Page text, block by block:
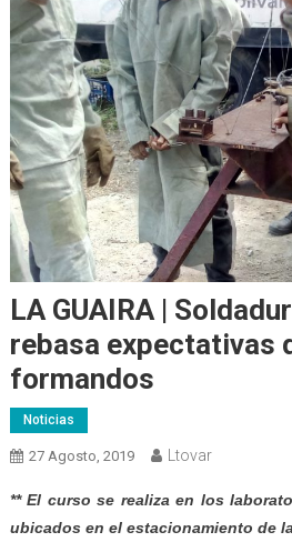
LA GUAIRA |
rebasa expectativas
formandos
Noticias
27 Agosto, 2019 Ltovar
** El curso se realiza en los
ubicados en el estacionamiento de